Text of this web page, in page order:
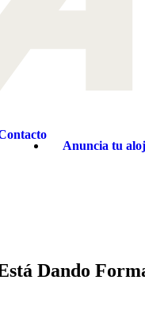
pandemia global se ha